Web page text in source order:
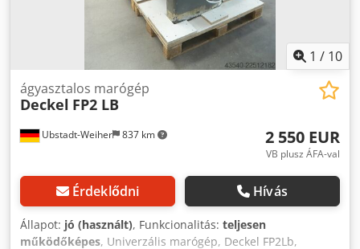
1 / 10
Ubstadt-Weiher 837 km
ágyasztalos marógép
Deckel FP2 LB
2 550 EUR
VB plusz ÁFA-val
Érdeklődni Hívás
Állapot: jó (használt), Funkcionalitás: teljesen
működőképes, Univerzális marógép, Deckel FP2Lb,